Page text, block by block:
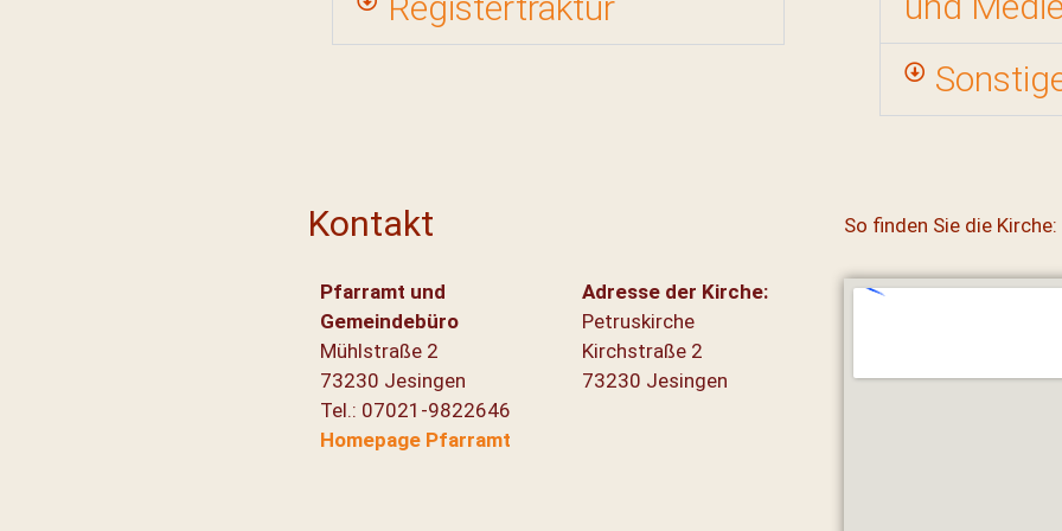
Kontakt
Pfarramt und
Gemeindebüro
Mühlstraße 2
73230 Jesingen
Tel.: 07021-9822646
Homepage Pfarramt
Adresse der Kirche:
Petruskirche
Kirchstraße 2
73230 Jesingen
So finden Sie die Kirche: